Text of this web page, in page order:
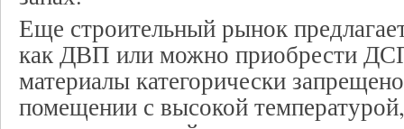
Еще строительный рынок
как ДВП или можно приобрести
материалы категорически
помещении с высокой